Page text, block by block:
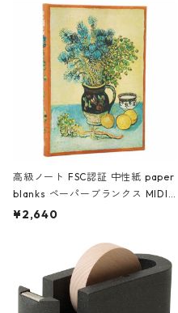
高級ノート FSC認証 中性紙 paper
blanks ペーパーブランクス MIDI
ハードカバー 罫線 ヴァン・ゴッホ
¥2,640